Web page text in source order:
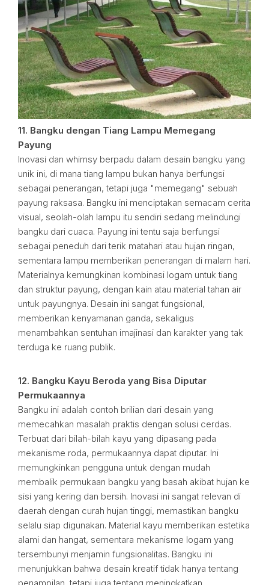
11. Bangku dengan Tiang Lampu Memegang
Payung
Inovasi dan whimsy berpadu dalam desain bangku yang
unik ini, di mana tiang lampu bukan hanya berfungsi
sebagai penerangan, tetapi juga "memegang" sebuah
payung raksasa. Bangku ini menciptakan semacam cerita
visual, seolah-olah lampu itu sendiri sedang melindungi
bangku dari cuaca. Payung ini tentu saja berfungsi
sebagai peneduh dari terik matahari atau hujan ringan,
sementara lampu memberikan penerangan di malam hari.
Materialnya kemungkinan kombinasi logam untuk tiang
dan struktur payung, dengan kain atau material tahan air
untuk payungnya. Desain ini sangat fungsional,
memberikan kenyamanan ganda, sekaligus
menambahkan sentuhan imajinasi dan karakter yang tak
terduga ke ruang publik.
12. Bangku Kayu Beroda yang Bisa Diputar
Permukaannya
Bangku ini adalah contoh brilian dari desain yang
memecahkan masalah praktis dengan solusi cerdas.
Terbuat dari bilah-bilah kayu yang dipasang pada
mekanisme roda, permukaannya dapat diputar. Ini
memungkinkan pengguna untuk dengan mudah
membalik permukaan bangku yang basah akibat hujan ke
sisi yang kering dan bersih. Inovasi ini sangat relevan di
daerah dengan curah hujan tinggi, memastikan bangku
selalu siap digunakan. Material kayu memberikan estetika
alami dan hangat, sementara mekanisme logam yang
tersembunyi menjamin fungsionalitas. Bangku ini
menunjukkan bahwa desain kreatif tidak hanya tentang